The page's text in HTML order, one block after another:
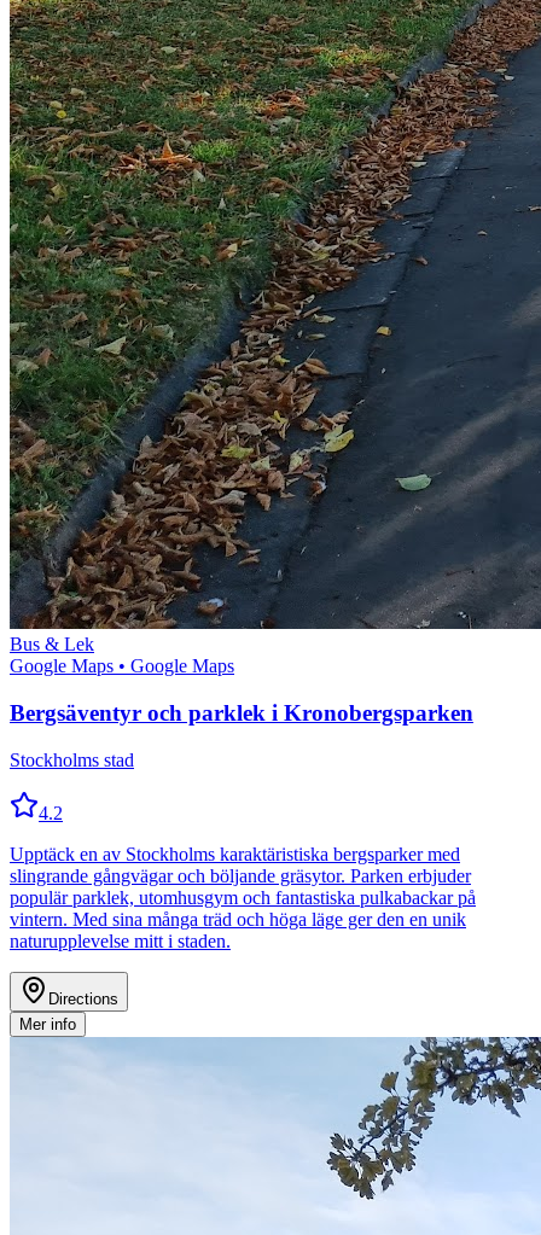
Bus & Lek
Google Maps • Google Maps
Bergsäventyr och parklek i Kronobergsparken
Stockholms stad
4.2
Upptäck en av Stockholms karaktäristiska bergsparker med
slingrande gångvägar och böljande gräsytor. Parken erbjuder
populär parklek, utomhusgym och fantastiska pulkabackar på
vintern. Med sina många träd och höga läge ger den en unik
naturupplevelse mitt i staden.
Directions
Mer info